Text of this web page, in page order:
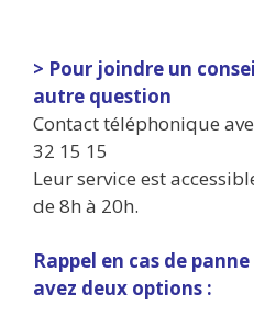
> Pour joindre un
autre question
Contact téléphonique
32 15 15
Leur service est
de 8h à 20h.
Rappel en cas de
avez deux options :